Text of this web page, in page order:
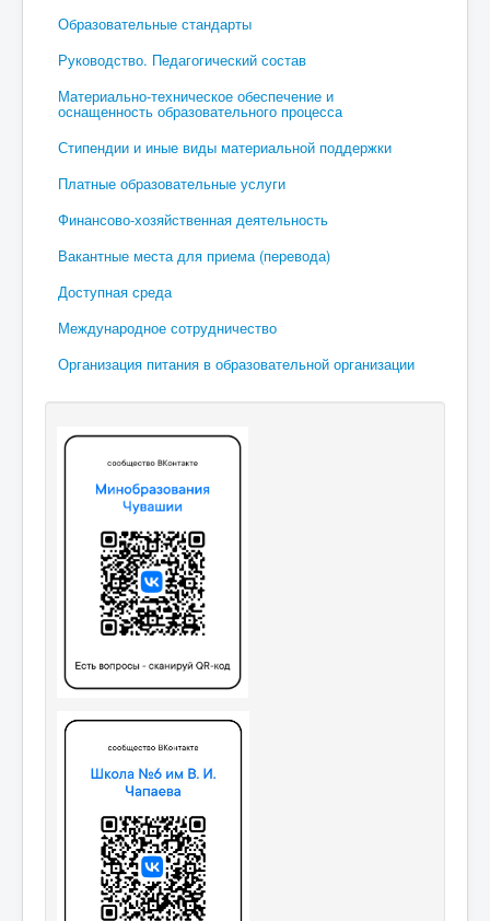
Образовательные стандарты
Руководство. Педагогический состав
Материально-техническое обеспечение и
оснащенность образовательного процесса
Стипендии и иные виды материальной поддержки
Платные образовательные услуги
Финансово-хозяйственная деятельность
Вакантные места для приема (перевода)
Доступная среда
Международное сотрудничество
Организация питания в образовательной организации